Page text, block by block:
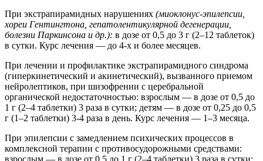
При экстрапирамидных нарушениях (миоклонус-эпилепсии,
хореи Гентингтона, гепатолентикулярной дегенерации,
болезни Паркинсона и др.): в дозе от 0,5 до 3 г (2–12 таблеток)
в сутки. Курс лечения — до 4-х и более месяцев.
При лечении и профилактике экстрапирамидного синдрома
(гиперкинетический и акинетический), вызванного приемом
нейролептиков, при шизофрении с церебральной
органической недостаточностью: взрослым — в дозе от 0,5 до
1 г (2–4 таблетки) 3 раза в сутки; детям — в дозе от 0,25 до 0,5
г (1–2 таблетки) 3-4 раза в день. Курс лечения — 1–3 месяца.
При эпилепсии с замедлением психических процессов в
комплексной терапии с противосудорожными средствами: